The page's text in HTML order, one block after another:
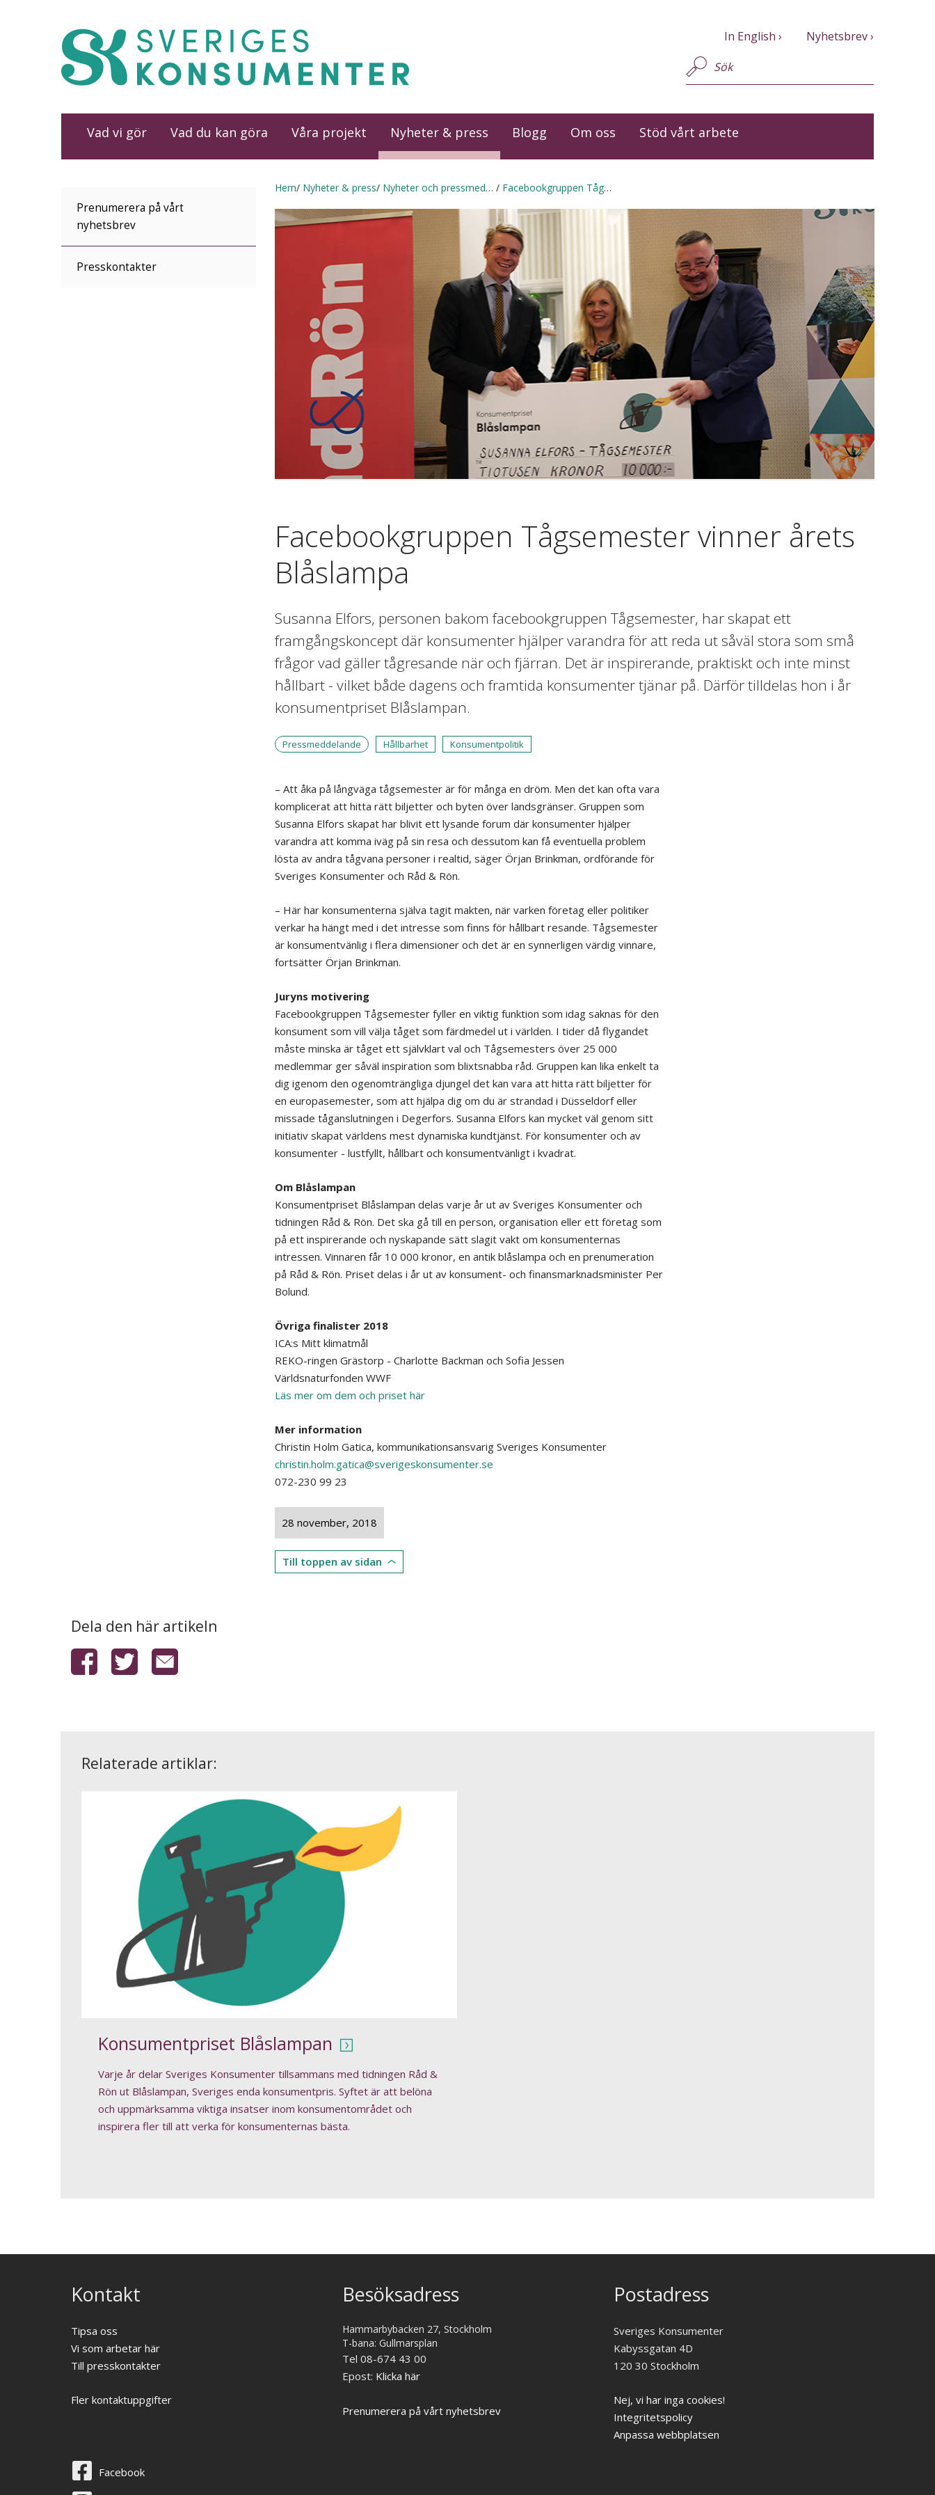
Vad vi gör Vad du kan göra Våra projekt Nyheter & press
Prenumerera på vårt
nyhetsbrev
Presskontakter
Blogg Om oss Stöd vårt arbete
In English Nyhetsbrev
Hem Nyheter & press Nyheter och pressmeddelanden Facebookgruppen Tågsemester vinner årets Blåslampa
Facebookgruppen Tågsemester vinner årets
Blåslampa
Susanna Elfors, personen bakom facebookgruppen Tågsemester, har skapat ett
framgångskoncept där konsumenter hjälper varandra för att reda ut såväl stora som små
frågor vad gäller tågresande när och fjärran. Det är inspirerande, praktiskt och inte minst
hållbart - vilket både dagens och framtida konsumenter tjänar på. Därför tilldelas hon i år
konsumentpriset Blåslampan.
Pressmeddelande Hållbarhet Konsumentpolitik
– Att åka på långväga tågsemester är för många en dröm. Men det kan ofta vara
komplicerat att hitta rätt biljetter och byten över landsgränser. Gruppen som
Susanna Elfors skapat har blivit ett lysande forum där konsumenter hjälper
varandra att komma iväg på sin resa och dessutom kan få eventuella problem
lösta av andra tågvana personer i realtid, säger Örjan Brinkman, ordförande för
Sveriges Konsumenter och Råd & Rön.
– Här har konsumenterna själva tagit makten, när varken företag eller politiker
verkar ha hängt med i det intresse som finns för hållbart resande. Tågsemester
är konsumentvänlig i flera dimensioner och det är en synnerligen värdig vinnare,
fortsätter Örjan Brinkman.
Juryns motivering
Facebookgruppen Tågsemester fyller en viktig funktion som idag saknas för den
konsument som vill välja tåget som färdmedel ut i världen. I tider då flygandet
måste minska är tåget ett självklart val och Tågsemesters över 25 000
medlemmar ger såväl inspiration som blixtsnabba råd. Gruppen kan lika enkelt ta
dig igenom den ogenomträngliga djungel det kan vara att hitta rätt biljetter för
en europasemester, som att hjälpa dig om du är strandad i Düsseldorf eller
missade tåganslutningen i Degerfors. Susanna Elfors kan mycket väl genom sitt
initiativ skapat världens mest dynamiska kundtjänst. För konsumenter och av
konsumenter - lustfyllt, hållbart och konsumentvänligt i kvadrat.
Om Blåslampan
Konsumentpriset Blåslampan delas varje år ut av Sveriges Konsumenter och
tidningen Råd & Rön. Det ska gå till en person, organisation eller ett företag som
på ett inspirerande och nyskapande sätt slagit vakt om konsumenternas
intressen. Vinnaren får 10 000 kronor, en antik blåslampa och en prenumeration
på Råd & Rön. Priset delas i år ut av konsument- och finansmarknadsminister Per
Bolund.
Övriga finalister 2018
ICA:s Mitt klimatmål
REKO-ringen Grästorp - Charlotte Backman och Sofia Jessen
Världsnaturfonden WWF
Läs mer om dem och priset här
Mer information
Christin Holm Gatica, kommunikationsansvarig Sveriges Konsumenter
christin.holm.gatica@sverigeskonsumenter.se
072-230 99 23
28 november, 2018
Till toppen av sidan
Dela den här artikeln
Relaterade artiklar:
Konsumentpriset Blåslampan
Varje år delar Sveriges Konsumenter tillsammans med tidningen Råd &
Rön ut Blåslampan, Sveriges enda konsumentpris. Syftet är att belöna
och uppmärksamma viktiga insatser inom konsumentområdet och
inspirera fler till att verka för konsumenternas bästa.
Kontakt
Tipsa oss
Vi som arbetar här
Till presskontakter
Fler kontaktuppgifter
Facebook
Besöksadress
Hammarbybacken 27, Stockholm
T-bana: Gullmarsplan
Tel 08-674 43 00
Epost: Klicka här
Prenumerera på vårt nyhetsbrev
Postadress
Sveriges Konsumenter
Kabyssgatan 4D
120 30 Stockholm
Nej, vi har inga cookies!
Integritetspolicy
Anpassa webbplatsen